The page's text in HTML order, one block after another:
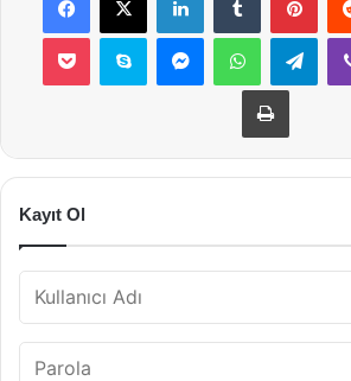
Pocket Skype MessengerWhatsApp
Yazdır
Kayıt Ol